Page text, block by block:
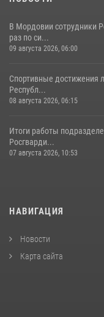
В Мордовии сотрудники
раз по си...
09 августа 2026, 06:00
Спортивные достижения
Республ...
08 августа 2026, 06:15
Итоги работы
Росгварди...
07 августа 2026, 10:53
НАВИГАЦИЯ
Новости
Карта сайта